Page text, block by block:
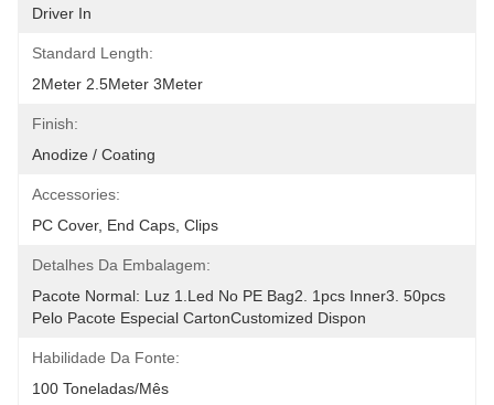
Driver In
Standard Length:
2Meter 2.5Meter 3Meter
Finish:
Anodize / Coating
Accessories:
PC Cover, End Caps, Clips
Detalhes Da Embalagem:
Pacote Normal: Luz 1.led No PE Bag2. 1pcs Inner3. 50pcs
Pelo Pacote Especial CartonCustomized Dispon
Habilidade Da Fonte:
100 Toneladas/mês